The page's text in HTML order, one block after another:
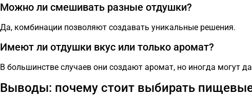
Можно ли смешивать разные отдушки?
Да, комбинации позволяют создавать уникальные решения.
Имеют ли отдушки вкус или только аромат?
В большинстве случаев они создают аромат, но иногда могут
Выводы: почему стоит выбирать